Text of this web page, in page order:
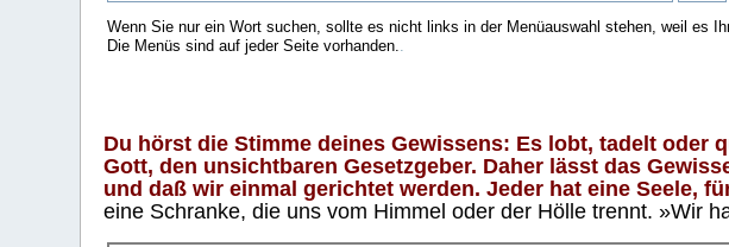
Wenn Sie nur ein Wort suchen, sollte es nicht links in der Menüauswahl stehen, weil es
Die Menüs sind auf jeder Seite vorhanden..
Du hörst die Stimme deines Gewissens: Es lobt, tadelt
Gott, den unsichtbaren Gesetzgeber. Daher lässt das
und daß wir einmal gerichtet werden. Jeder hat eine Seele,
eine Schranke, die uns vom Himmel oder der Hölle trennt. »Wir